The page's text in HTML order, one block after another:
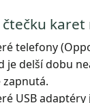
telefony
je delší dobu
zapnutá.
USB